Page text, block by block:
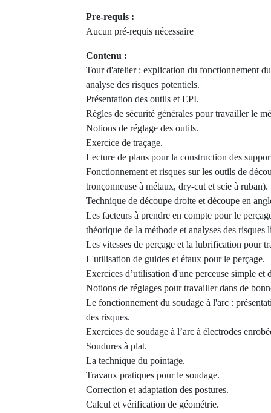
Pre-requis :
Aucun pré-requis nécessaire
Contenu :
Tour d'atelier : explication du fonctionnement
analyse des risques potentiels.
Présentation des outils et EPI.
Règles de sécurité générales pour travailler le
Notions de réglage des outils.
Exercice de traçage.
Lecture de plans pour la construction des
Fonctionnement et risques sur les outils de
tronçonneuse à métaux, dry-cut et scie à ruban).
Technique de découpe droite et découpe en
Les facteurs à prendre en compte pour le
théorique de la méthode et analyses des risques
Les vitesses de perçage et la lubrification pour
L'utilisation de guides et étaux pour le perçage.
Exercices d’utilisation d'une perceuse simple et
Notions de réglages pour travailler dans de
Le fonctionnement du soudage à l'arc :
des risques.
Exercices de soudage à l’arc à électrodes
Soudures à plat.
La technique du pointage.
Travaux pratiques pour le soudage.
Correction et adaptation des postures.
Calcul et vérification de géométrie.